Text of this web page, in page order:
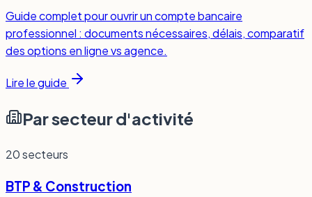
Guide complet pour ouvrir un compte bancaire
professionnel : documents nécessaires, délais, comparatif
des options en ligne vs agence.
Lire le guide
Par secteur d'activité
20secteurs
BTP & Construction